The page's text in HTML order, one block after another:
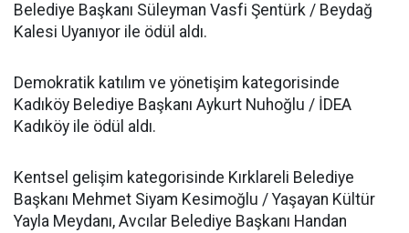
Belediye Başkanı Süleyman Vasfi Şentürk / Beydağ
Kalesi Uyanıyor ile ödül aldı.
Demokratik katılım ve yönetişim kategorisinde
Kadıköy Belediye Başkanı Aykurt Nuhoğlu / İDEA
Kadıköy ile ödül aldı.
Kentsel gelişim kategorisinde Kırklareli Belediye
Başkanı Mehmet Siyam Kesimoğlu / Yaşayan Kültür
Yayla Meydanı, Avcılar Belediye Başkanı Handan